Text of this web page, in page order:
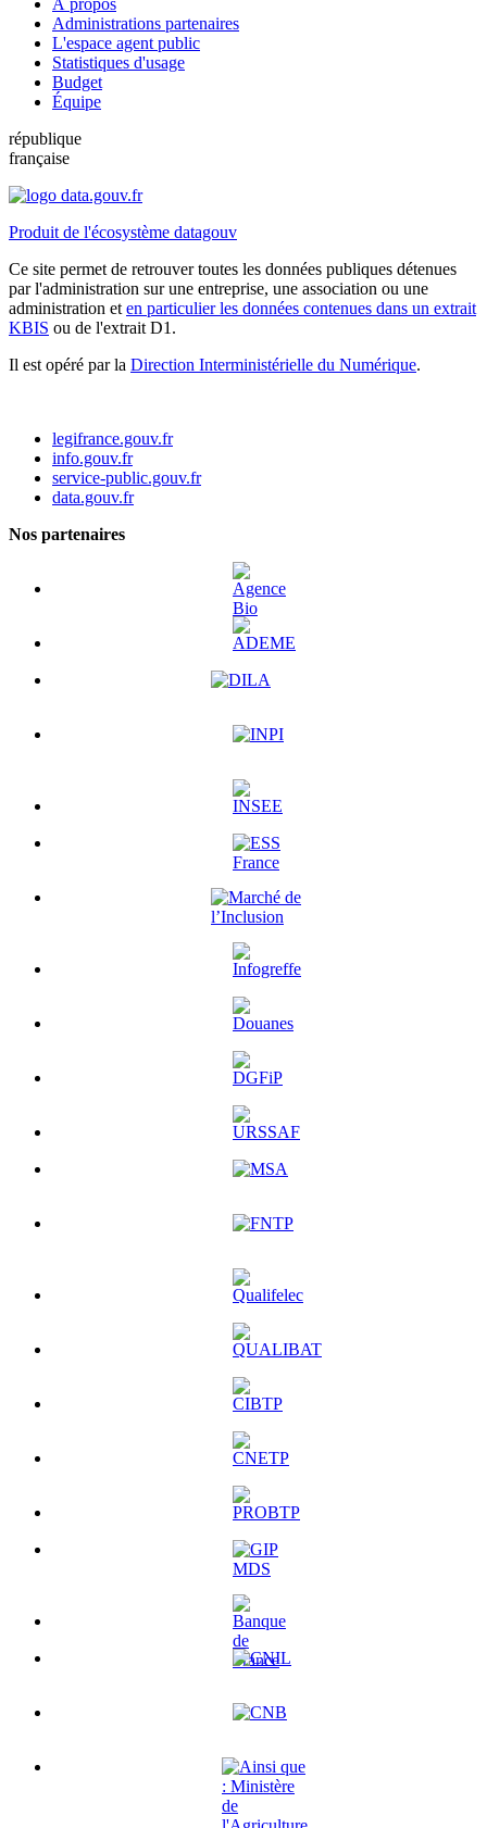
À propos
Administrations partenaires
L'espace agent public
Statistiques d'usage
Budget
Équipe
république
française
Produit de l'écosystème datagouv
Ce site permet de retrouver toutes les données publiques détenues
par l'administration sur une entreprise, une association ou une
administration et en particulier les données contenues dans un extrait
KBIS ou de l'extrait D1.
Il est opéré par la Direction Interministérielle du Numérique.
legifrance.gouv.fr
info.gouv.fr
service-public.gouv.fr
data.gouv.fr
Nos partenaires